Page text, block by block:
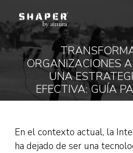
ORGANIZACIONES
UNA
EFECTIVA: GUÍA
Estás aquí:
En el contexto actual, la
ha dejado de ser una